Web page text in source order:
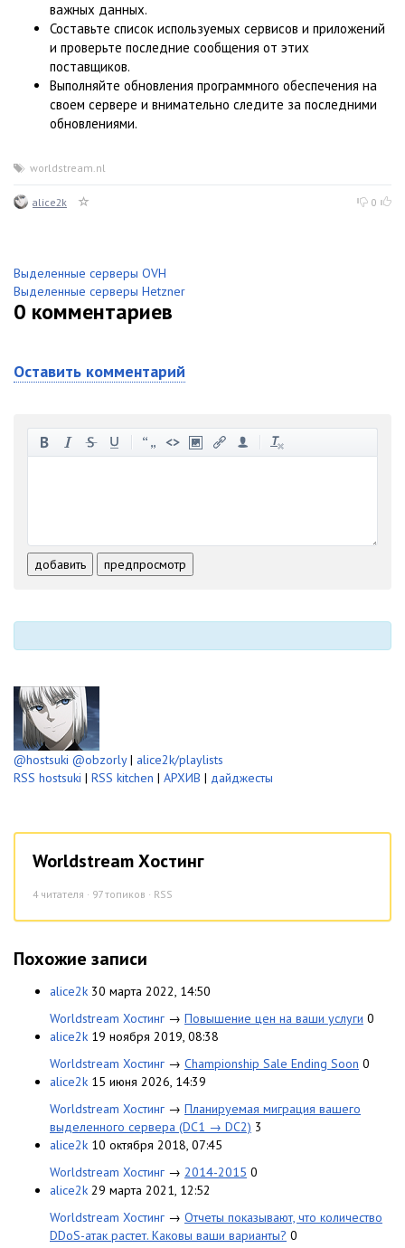
важных данных.
Составьте список используемых сервисов и приложений
и проверьте последние сообщения от этих
поставщиков.
Выполняйте обновления программного обеспечения на
своем сервере и внимательно следите за последними
обновлениями.
worldstream.nl
alice2k 0
Выделенные серверы OVH
Выделенные серверы Hetzner
0 комментариев
Оставить комментарий
-
-
-
добавить предпросмотр
@hostsuki @obzorly| alice2k/playlists
RSS hostsuki | RSS kitchen | АРХИВ | дайджесты
Worldstream Хостинг
4читателя · 97 топиков · RSS
Похожие записи
alice2k 30 марта 2022, 14:50
Worldstream Хостинг → Повышение цен на ваши услуги 0
alice2k 19 ноября 2019, 08:38
Worldstream Хостинг → Championship Sale Ending Soon 0
alice2k 15 июня 2026, 14:39
Worldstream Хостинг → Планируемая миграция вашего
выделенного сервера (DC1 → DC2) 3
alice2k 10 октября 2018, 07:45
Worldstream Хостинг → 2014-2015 0
alice2k 29 марта 2021, 12:52
Worldstream Хостинг → Отчеты показывают, что количество
DDoS-атак растет. Каковы ваши варианты? 0